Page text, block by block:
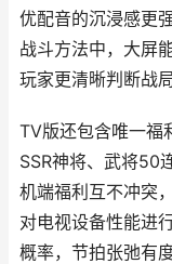
优配音的沉浸感更
战斗方法中，大屏
玩家更清晰判断战
TV版还包含唯一福
SSR神将、武将50
机端福利互不冲突
对电视设备性能进
概率，节拍张弛有